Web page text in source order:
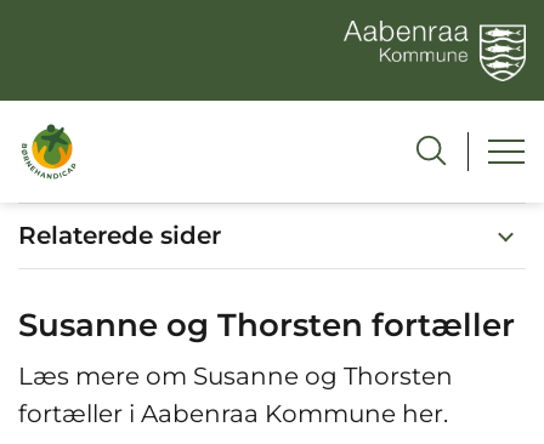
Relaterede sider
Susanne og Thorsten fortæller
Læs mere om Susanne og Thorsten
fortæller i Aabenraa Kommune her.